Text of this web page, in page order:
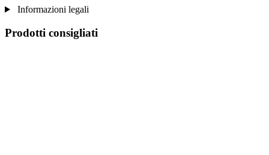
Informazioni legali
Prodotti consigliati